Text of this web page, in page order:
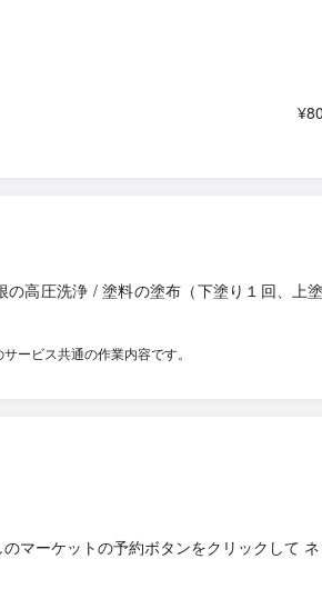
の高圧洗浄 / 塗料の塗布（下塗り１回、上
ービス共通の作業内容です。
マーケットの予約ボタンをクリックして